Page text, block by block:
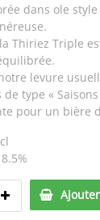
dans ole
Thiriez Triple
levure
type «
pour un bière